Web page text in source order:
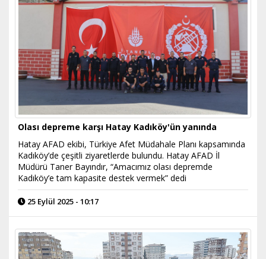
Olası depreme karşı Hatay Kadıköy'ün yanında
Hatay AFAD ekibi, Türkiye Afet Müdahale Planı kapsamında
Kadıköy’de çeşitli ziyaretlerde bulundu. Hatay AFAD İl
Müdürü Taner Bayındır, “Amacımız olası depremde
Kadıköy’e tam kapasite destek vermek” dedi
25 Eylül 2025 - 10:17